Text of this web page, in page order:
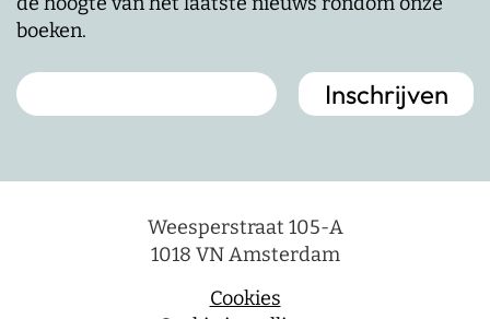
boeken.
Weesperstraat 105-A
1018 VN Amsterdam
Cookies